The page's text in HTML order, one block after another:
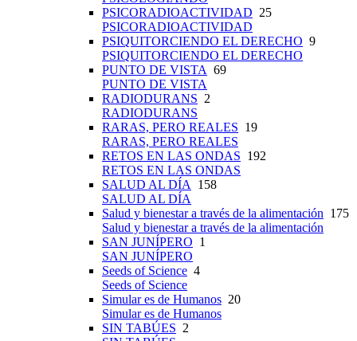
PSICORADIOACTIVIDAD 25
PSICORADIOACTIVIDAD
PSIQUITORCIENDO EL DERECHO 9
PSIQUITORCIENDO EL DERECHO
PUNTO DE VISTA 69
PUNTO DE VISTA
RADIODURANS 2
RADIODURANS
RARAS, PERO REALES 19
RARAS, PERO REALES
RETOS EN LAS ONDAS 192
RETOS EN LAS ONDAS
SALUD AL DÍA
158
SALUD AL DÍA
Salud y bienestar a través de la alimentación 175
Salud y bienestar a través de la alimentación
SAN JUNÍPERO 1
SAN JUNÍPERO
Seeds of Science 4
Seeds of Science
Simular es de Humanos 20
Simular es de Humanos
SIN TABÚES 2